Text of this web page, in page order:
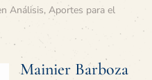
Análisis, Aportes para el
Mainier Barboza